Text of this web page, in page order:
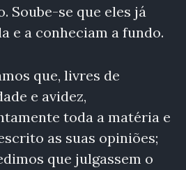
Soube-se que eles já
e a conheciam a fundo.
que, livres de
e avidez,
toda a matéria e
as suas opiniões;
que julgassem o